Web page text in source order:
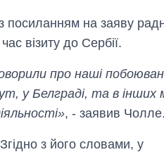
посиланням на заяву
візиту до Сербії.
про наші
у Белграді, та в інших
, - заявив Чолле.
Згідно з його словами, у